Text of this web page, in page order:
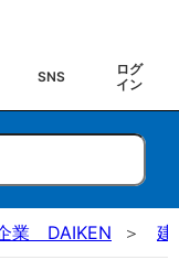
SNS
ログ
イン
業 DAIKEN 建